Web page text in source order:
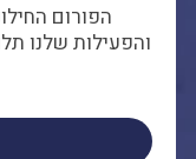
הפורום
והפעילות שלנו